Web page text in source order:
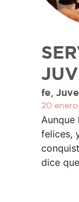
fe,
20
Aunque
felices,
dice